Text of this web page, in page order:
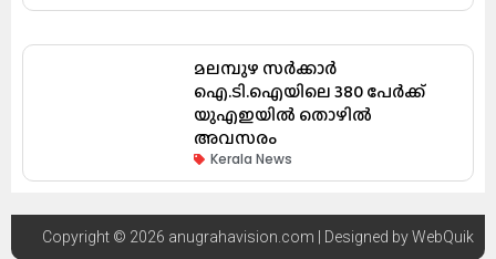
മലമ്പുഴ സർക്കാർ
ഐ.ടി.ഐയിലെ 380 പേർക്ക്
യുഎഇയിൽ തൊഴിൽ
അവസരം
Kerala News
Copyright © 2026 anugrahavision.com | Designed byWebQuik